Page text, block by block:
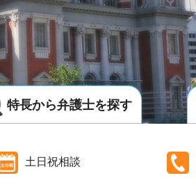
特長から弁護士を探す
土日祝相談